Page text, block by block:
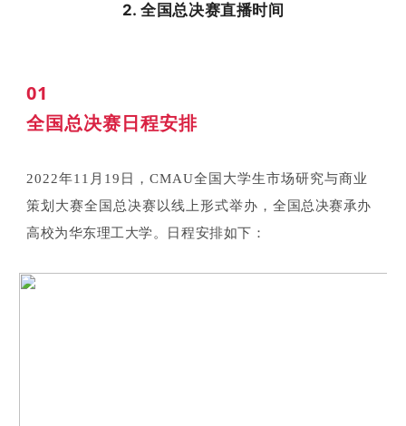
2. 全国总决赛直播时间
01
全国总决赛日程安排
2022年11月19日，CMAU全国大学生市场研究与商业
策划大赛全国总决赛以线上形式举办， 全国总决赛承办
高校为华东理工大学。日程安排如下：